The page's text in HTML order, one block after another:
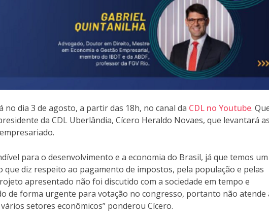
no dia 3 de agosto, a partir das 18h, no canal da CDL no Youtube.
da CDL Uberlândia, Cícero Heraldo Novaes, que levantará
para o desenvolvimento e a economia do Brasil, já que temos um
diz respeito ao pagamento de impostos, pela população e pelas
apresentado não foi discutido com a sociedade em tempo e
de forma urgente para votação no congresso, portanto não atende
setores econômicos” ponderou Cícero.